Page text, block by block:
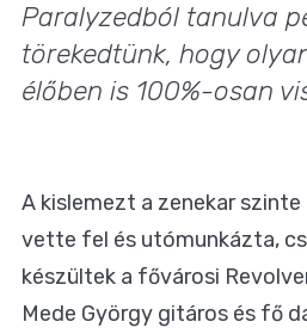
Paralyzedból tanulva
törekedtünk, hogy
élőben is 100%-osan
A kislemezt a zenekar
vette fel és utómunkázta,
készültek a fővárosi
Mede György gitáros és fő